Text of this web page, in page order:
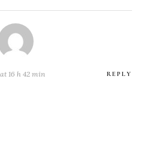
16 h 42 min REPLY